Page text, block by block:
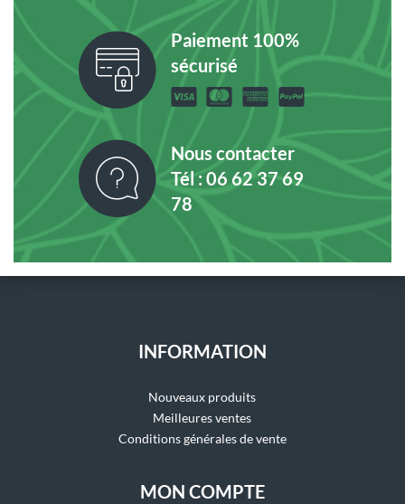
Paiement 100%
sécurisé
Nous contacter
Tél : 06 62 37 69
78
INFORMATION
Nouveaux produits
Meilleures ventes
Conditions générales de vente
MON COMPTE